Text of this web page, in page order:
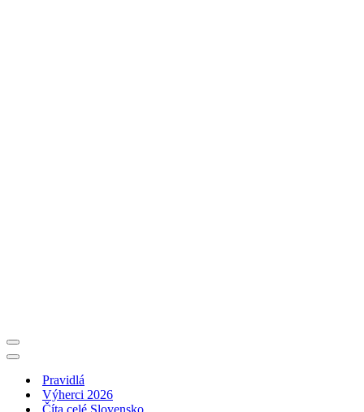
Menu
navigácie
Menu
navigáciePravidlá
Výherci 2026
Číta celé Slovensko